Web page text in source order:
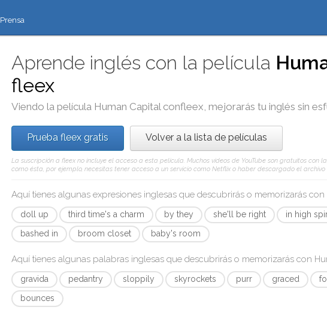
Prensa
Aprende inglés con la película
fleex
Viendo la película Human Capitalconfleex, mejorarás tu inglés sin
Prueba fleex gratis Volver a la lista de películas
La suscripción a fleex no incluye el acceso a esta película. Muchos vídeos de YouTube son gratuitos con
como ésta, por ejemplo, necesitas tener acceso a un servicio como Netflix o haber descargado el
Aquí tienes algunas expresiones inglesas que descubrirás o memorizarás con
doll up third time's a charm by they she'll be right in high
bashed in
broom closet baby's room
Aquí tienes algunas palabras inglesas que descubrirás o memorizarás con
gravida pedantry sloppily skyrockets purr graced
bounces